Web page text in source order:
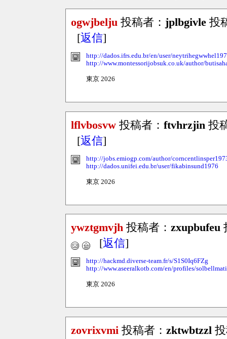
ogwjbelju 投稿者： jplbgivle 投
[返信]
http://dados.ifrs.edu.br/en/user/
http://www.montessorijobsuk.co.uk/author/
東京 2026
lflvbosvw 投稿者： ftvhrzjin 投
[返信]
http://jobs.emiogp.com/author/
http://dados.unifei.edu.br/user/fikabinsund1976
東京 2026
ywztgmvjh 投稿者： zxupbufeu
[返信]
http://hackmd.diverse-team.fr/s/S1S0Iq6FZg
http://www.aseeralkotb.com/en/profiles/
東京 2026
zovrixvmi 投稿者： zktwbtzzl